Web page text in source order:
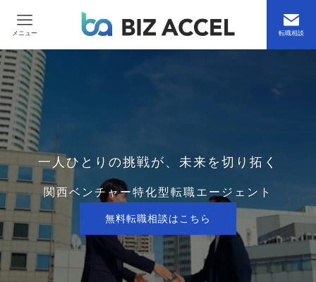
転職相談
メニュー
一人ひとりの挑戦が、未来を切り拓く
関西ベンチャー特化型転職エージェント
無料転職相談はこちら